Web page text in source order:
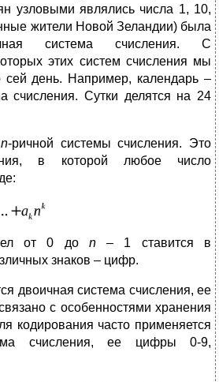
узловыми являлись числа 1, 10,
жители Новой Зеландии) была
система счисления. С
этих систем счисления мы
сей день. Например, календарь –
счисления. Сутки делятся на 24
n-ричной системы счисления. Это
в которой любое число
от 0 до n– 1 ставится в
знаков – цифр.
двоичная система счисления, ее
с особенностями хранения
кодирования часто применяется
счисления, ее цифры 0-9,